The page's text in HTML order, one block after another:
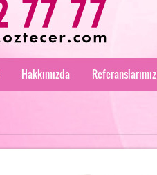
Hakkımızda Referanslarımız